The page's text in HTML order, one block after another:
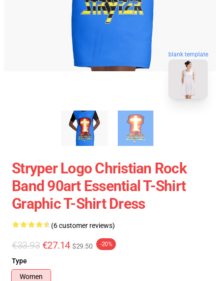
blank template
Stryper Logo Christian Rock
Band 90art Essential T-Shirt
Graphic T-Shirt Dress
(6 customer reviews)
€33.93 €27.14 $29.50 -20%
Type
Women